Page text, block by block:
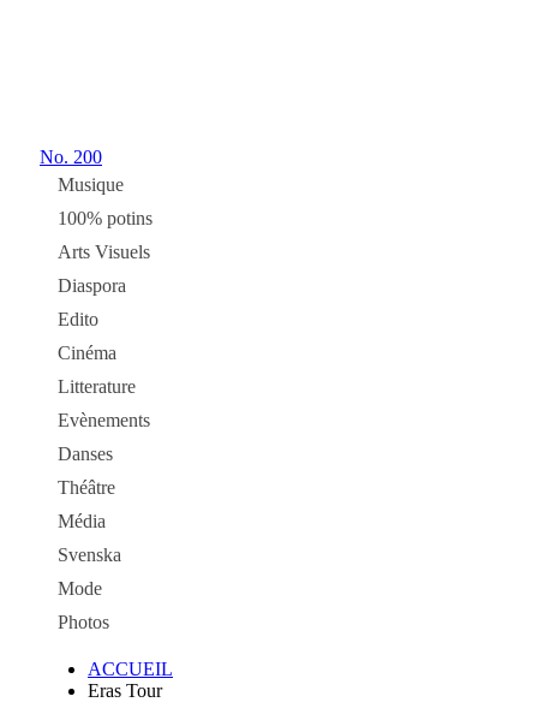
No. 200
Musique
100% potins
Arts Visuels
Diaspora
Edito
Cinéma
Litterature
Evènements
Danses
Théâtre
Média
Svenska
Mode
Photos
ACCUEIL
Eras Tour